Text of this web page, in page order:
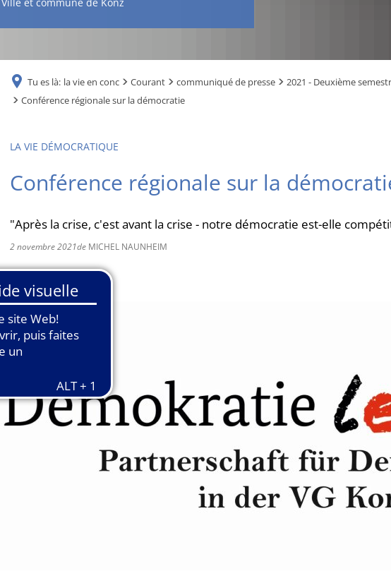
Tu es là: la vie en conc Courant communiqué de presse
2021 - Deuxième
Conférence régionale sur la démocratie
LA VIE DÉMOCRATIQUE
Conférence régionale sur la
"Après la crise, c'est avant la crise - notre démocratie est-elle
2 novembre 2021de MICHEL NAUNHEIM